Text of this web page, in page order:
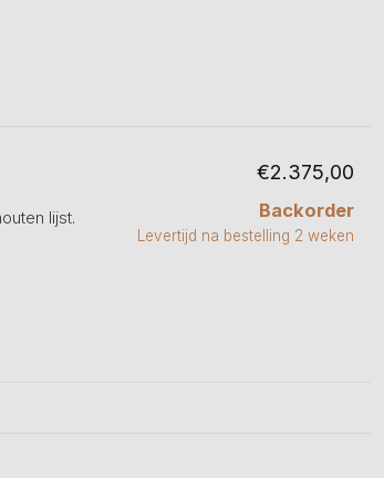
lijst.
€2.375,00
Backorder
Levertijd na bestelling 2 weken